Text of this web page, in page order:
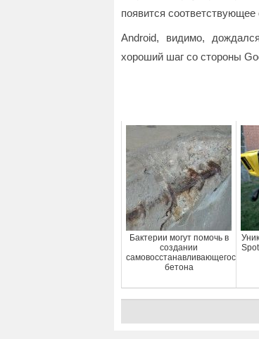
появится
Android, видимо,
хороший шаг со стороны
Бактерии могут помочь в
создании
самовосстанавливающегося
бетона